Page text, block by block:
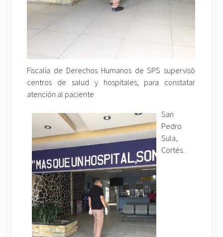
Fiscalía de Derechos Humanos de SPS supervisó
centros de salud y hospitales, para constatar
atención al paciente
San
Pedro
Sula,
Cortés.